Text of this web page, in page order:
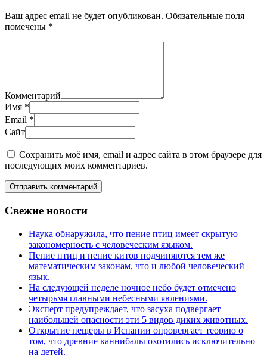
Ваш адрес email не будет опубликован. Обязательные поля
помечены *
Комментарий
Имя *
Email *
Сайт
Сохранить моё имя, email и адрес сайта в этом браузере для
последующих моих комментариев.
Отправить комментарий
Свежие новости
Наука обнаружила, что пение птиц имеет скрытую
закономерность с человеческим языком.
Пение птиц и пение китов подчиняются тем же
математическим законам, что и любой человеческий
язык.
На следующей неделе ночное небо будет отмечено
четырьмя главными небесными явлениями.
Эксперт предупреждает, что засуха подвергает
наибольшей опасности эти 5 видов диких животных.
Открытие пещеры в Испании опровергает теорию о
том, что древние каннибалы охотились исключительно
на детей.